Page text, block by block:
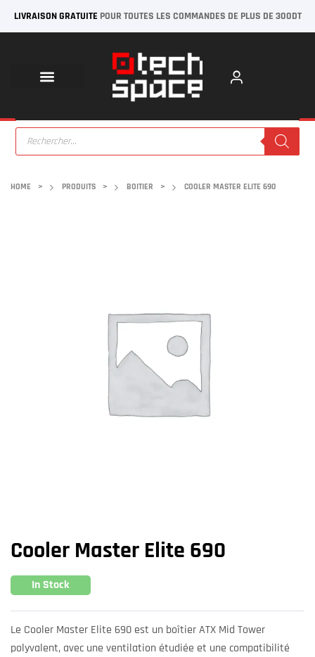
LIVRAISON GRATUITE POUR TOUTES LES COMMANDES DE PLUS DE 300DT
HOME > PRODUITS > BOITIER > COOLER MASTER ELITE 690
Cooler Master Elite 690
In Stock
Le Cooler Master Elite 690 est un boîtier ATX Mid Tower
polyvalent, avec une ventilation étudiée et une compatibilité